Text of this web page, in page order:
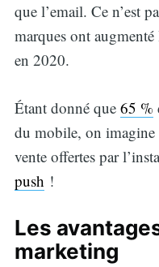
que l’email. Ce n’est
marques ont
en 2020.
Étant donné que 65 %
du mobile, on imagine
vente offertes par
push !
Les
marketing